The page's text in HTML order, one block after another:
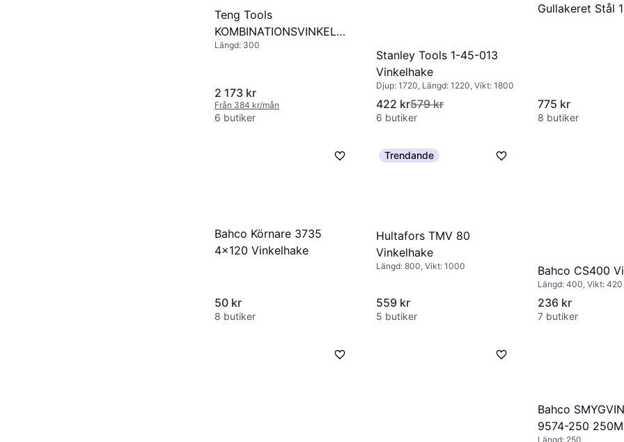
Teng Tools
KOMBINATIONSVINKEL
Vinkelhake
Längd: 300
2 173 kr
Från 384 kr/mån
6 butiker
Stanley Tools 1-45-013
Vinkelhake
Djup: 1720, Längd: 1220, Vikt: 1800
422 kr579 kr
6 butiker
Gullakeret Stål
775 kr
8 butiker
Bahco Körnare 3735
4x120 Vinkelhake
50 kr
8 butiker
Trendande
Hultafors TMV 80
Vinkelhake
Längd: 800, Vikt: 1000
559 kr
5 butiker
Bahco CS400
Längd: 400, Vikt: 420
236 kr
7 butiker
Bahco
9574-250
Längd: 250